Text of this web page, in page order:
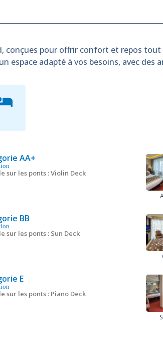
conçues pour offrir confort et repos
espace adapté à vos besoins, avec
AA+
sur les ponts : Violin Deck
BB
sur les ponts : Sun Deck
E
sur les ponts : Piano Deck